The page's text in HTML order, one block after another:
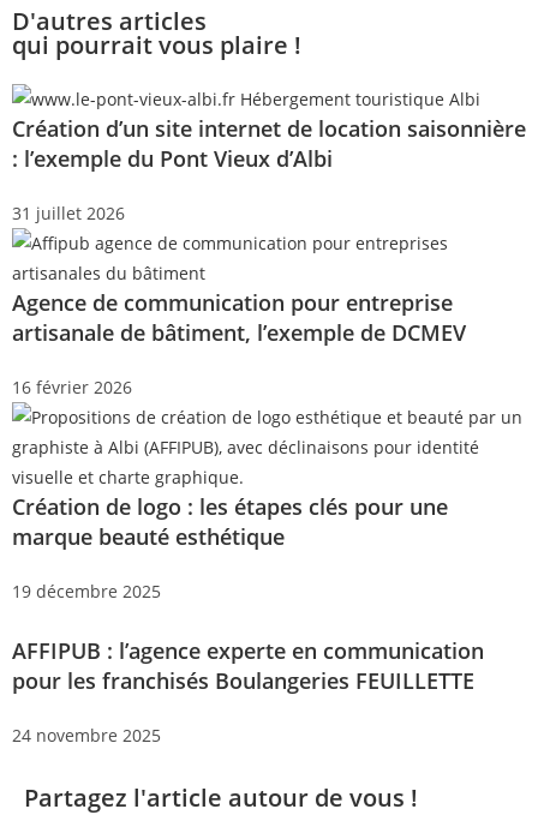
D'autres articles
qui pourrait vous plaire !
Création d’un site internet de location saisonnière
: l’exemple du Pont Vieux d’Albi
31 juillet 2026
Agence de communication pour entreprise
artisanale de bâtiment, l’exemple de DCMEV
16 février 2026
Création de logo : les étapes clés pour une
marque beauté esthétique
19 décembre 2025
AFFIPUB : l’agence experte en communication
pour les franchisés Boulangeries FEUILLETTE
24 novembre 2025
Partagez l'article autour de vous !